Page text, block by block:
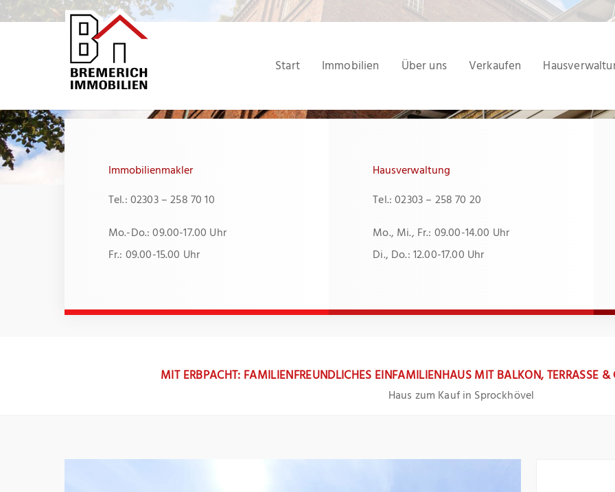
Zum
Start Immobilien Über uns Verkaufen
Immobilienmakler
Tel.: 02303 – 258 70 10
Mo.-Do.: 09.00-17.00 Uhr
Fr.: 09.00-15.00 Uhr
Hausverwaltung
Tel.: 02303 – 258 70 20
Mo., Mi., Fr.: 09.00-14.00 Uhr
Di., Do.: 12.00-17.00 Uhr
MIT ERBPACHT: FAMILIENFREUNDLICHES EINFAMILIENHAUS MIT BALKON, TERRASSE &
Haus zum Kauf in Sprockhövel